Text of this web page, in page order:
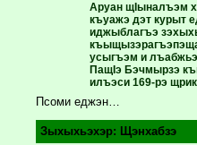
Аруан щIыналъэм
къуажэ дэт курыт
иджыблагъэ
усыгъэм и
ПащIэ Бэчмырзэ
илъэси 169-рэ
Псоми еджэн…
Зыхыхьэхэр: Щэнхабзэ